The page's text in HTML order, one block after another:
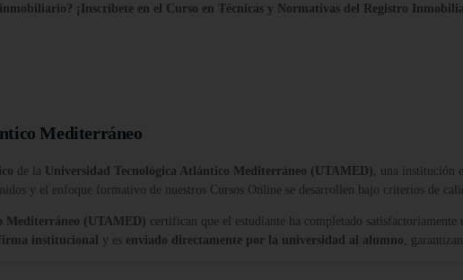
¡Inscríbete en el Curso en Técnicas y Normativas del Registro
Mediterráneo
de la Universidad Tecnológica Atlántico Mediterráneo (UTAMED), una institución
y el enfoque formativo de nuestros Cursos Online se desarrollen bajo criterios de
Mediterráneo (UTAMED) certifican que el estudiante ha completado
institucional y es enviado directamente por la universidad al alumno,